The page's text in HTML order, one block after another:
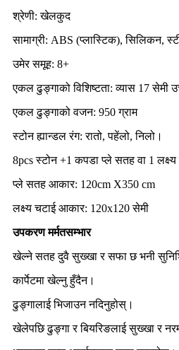
श्रेणी: खेलकुद
सामाग्री: ABS (प्लास्टिक), सिलिकन,
उमेर समूह: 8+
एकल ढुङ्गाको विशिष्टता: व्यास 17 सेमी
एकल ढुङ्गाको वजन: 950 ग्राम
स्टोन ह्यान्डल रंग: रातो, पहेंलो, निलो।
8pcs स्टोन +1 कपडा प्ले सतह वा 1
प्ले सतह आकार: 120cm X350 cm
लक्ष्य चटाई आकार: 120x120 सेमी
उपकरण मर्मतसम्भार
खेल्ने सतह दुवै सुख्खा र सफा छ भनी
कार्पेटमा खेल्नु हुँदैन।
ढुङ्गालाई भिजाउन नदिनुहोस्।
खेलेपछि ढुङ्गा र बियरिङलाई सुख्खा र